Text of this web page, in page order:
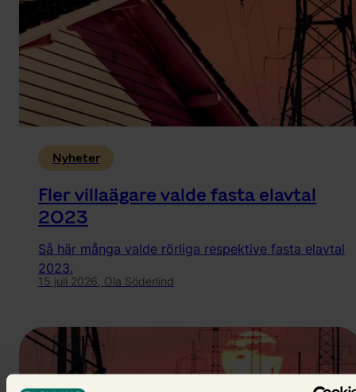
Nyheter
Fler villaägare valde fasta elavtal
2023
Så här många valde rörliga respektive fasta elavtal
2023.
15 juli 2026, Ola Söderlind